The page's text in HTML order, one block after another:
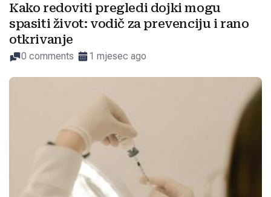
Kako redoviti pregledi dojki mogu
spasiti život: vodič za prevenciju i rano
otkrivanje
0 comments 1 mjesec ago